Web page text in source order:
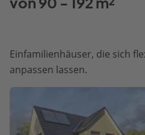
Einfamilienhäuser, die sich
anpassen lassen.